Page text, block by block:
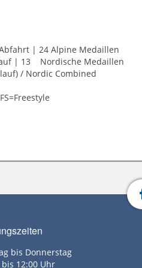
| 24 Alpine Medaillen
| 13 Nordische Medaillen
/ Nordic Combined
bis Donnerstag
bis 12:00 Uhr